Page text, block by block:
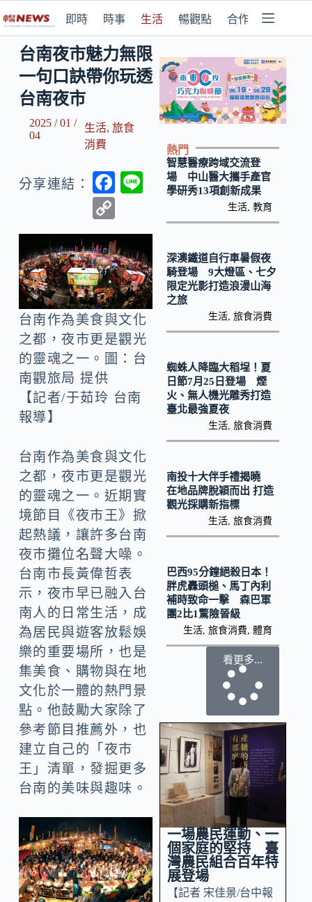
即時 時事 生活 暢觀點 合作媒體
台南夜市魅力無限
一句口訣帶你玩透
台南夜市
2025 / 01 /
04
生活, 旅食
消費
分享連結：
F
b
o
o
k
o
p
y
Li
n
k
台南作為美食與文化
之都，夜市更是觀光
的靈魂之一。圖：台
南觀旅局 提供
【記者/于茹玲 台南
報導】
台南作為美食與文化
之都，夜市更是觀光
的靈魂之一。近期實
境節目《夜市王》掀
起熱議，讓許多台南
夜市攤位名聲大噪。
台南市長黃偉哲表
示，夜市早已融入台
南人的日常生活，成
為居民與遊客放鬆娛
樂的重要場所，也是
集美食、購物與在地
文化於一體的熱門景
點。他鼓勵大家除了
參考節目推薦外，也
建立自己的「夜市
王」清單，發掘更多
台南的美味與趣味。
熱門
智慧醫療跨域交流登
場 中山醫大攜手產官
學研秀13項創新成果
生活 ,教育
深澳鐵道自行車暑假夜
騎登場 9大燈區、七夕
限定光影打造浪漫山海
之旅
生活 ,旅食消費
蜘蛛人降臨大稻埕！夏
日節7月25日登場 煙
火、無人機光雕秀打造
臺北最強夏夜
生活 ,旅食消費
南投十大伴手禮揭曉
在地品牌脫穎而出 打造
觀光採購新指標
生活 ,旅食消費
巴西95分鐘絕殺日本！
胖虎轟頭槌、馬丁內利
補時致命一擊 森巴軍
團2比1驚險晉級
生活 ,旅食消費 ,體育
看更多...
一場農民運動、一
個家庭的堅持 臺
灣農民組合百年特
展登場
【記者 宋佳景/台中報